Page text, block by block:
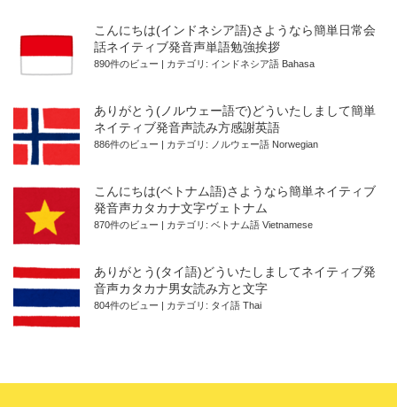
こんにちは(インドネシア語)さようなら簡単日常会
話ネイティブ発音声単語勉強挨拶
890件のビュー カテゴリ: インドネシア語 Bahasa
ありがとう(ノルウェー語で)どういたしまして簡単
ネイティブ発音声読み方感謝英語
886件のビュー カテゴリ: ノルウェー語 Norwegian
こんにちは(ベトナム語)さようなら簡単ネイティブ
発音声カタカナ文字ヴェトナム
870件のビュー カテゴリ: ベトナム語 Vietnamese
ありがとう(タイ語)どういたしましてネイティブ発
音声カタカナ男女読み方と文字
804件のビュー カテゴリ: タイ語 Thai